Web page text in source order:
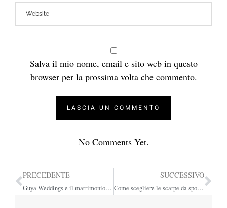
Salva il mio nome, email e sito web in questo
browser per la prossima volta che commento.
No Comments Yet.
PRECEDENTE
Guya Weddings e il matrimonio boho chic di Beatrice e Nicolò!
SUCCESSIVO
Come scegliere le scarpe da sposa perfette: 6 consigli per non sbagliare